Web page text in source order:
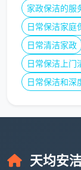
家政保洁的服
日常保洁家庭
日常清洁家政
日常保洁上门
日常保洁和深
天均安